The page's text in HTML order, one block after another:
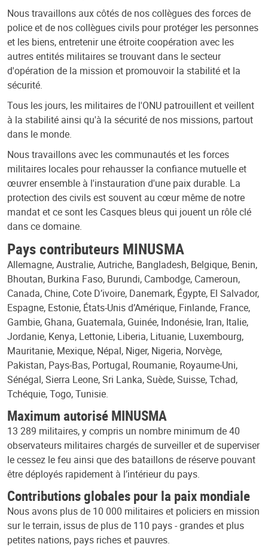
Nous travaillons aux côtés de nos collègues des forces de
police et de nos collègues civils pour protéger les personnes
et les biens, entretenir une étroite coopération avec les
autres entités militaires se trouvant dans le secteur
d'opération de la mission et promouvoir la stabilité et la
sécurité.
Tous les jours, les militaires de l'ONU patrouillent et veillent
à la stabilité ainsi qu'à la sécurité de nos missions, partout
dans le monde.
Nous travaillons avec les communautés et les forces
militaires locales pour rehausser la confiance mutuelle et
œuvrer ensemble à l'instauration d'une paix durable. La
protection des civils est souvent au cœur même de notre
mandat et ce sont les Casques bleus qui jouent un rôle clé
dans ce domaine.
Pays contributeurs MINUSMA
Allemagne, Australie, Autriche, Bangladesh, Belgique, Benin,
Bhoutan, Burkina Faso, Burundi, Cambodge, Cameroun,
Canada, Chine, Cote D’ivoire, Danemark, Égypte, El Salvador,
Espagne, Estonie, États-Unis d’Amérique, Finlande, France,
Gambie, Ghana, Guatemala, Guinée, Indonésie, Iran, Italie,
Jordanie, Kenya, Lettonie, Liberia, Lituanie, Luxembourg,
Mauritanie, Mexique, Népal, Niger, Nigeria, Norvège,
Pakistan, Pays-Bas, Portugal, Roumanie, Royaume-Uni,
Sénégal, Sierra Leone, Sri Lanka, Suède, Suisse, Tchad,
Tchéquie, Togo, Tunisie.
Maximum autorisé MINUSMA
13 289 militaires, y compris un nombre minimum de 40
observateurs militaires chargés de surveiller et de superviser
le cessez le feu ainsi que des bataillons de réserve pouvant
être déployés rapidement à l’intérieur du pays.
Contributions globales pour la paix mondiale
Nous avons plus de 10 000 militaires et policiers en mission
sur le terrain, issus de plus de 110 pays - grandes et plus
petites nations, pays riches et pauvres.